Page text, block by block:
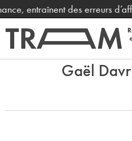
entraînent des erreurs
Gaël